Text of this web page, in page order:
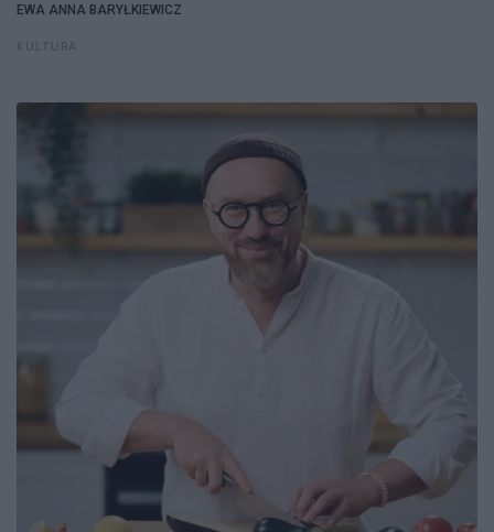
EWA ANNA BARYŁKIEWICZ